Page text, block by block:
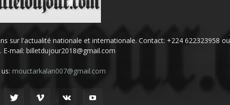
sur l'actualité nationale et internationale. Contact: +224 622323958 ou
E-mail: billetdujour2018@gmail.com
mouctarkalan007@gmail.com